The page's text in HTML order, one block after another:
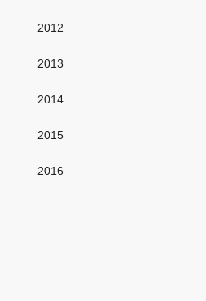
2012
2013
2014
2015
2016